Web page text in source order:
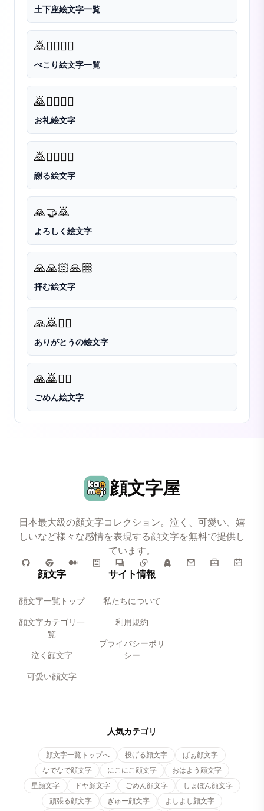
土下座絵文字一覧
🙇🙇‍♀️🙇‍♂️
ぺこり絵文字一覧
🙇🙇‍♀️🙇‍♂️
お礼絵文字
🙇🙇‍♂️🙇‍♀️
謝る絵文字
🙏🤝🙇
よろしく絵文字
🙏🙏🏻🙏🏼
拝む絵文字
🙏🙇🙇‍♂️
ありがとうの絵文字
🙏🙇🙇‍♂️
ごめん絵文字
顔文字屋
日本最大級の顔文字コレクション。泣く、可愛い、嬉
しいなど様々な感情を表現する顔文字を無料で提供し
ています。
顔文字
顔文字一覧トップ
顔文字カテゴリ一
覧
泣く顔文字
可愛い顔文字
サイト情報
私たちについて
利用規約
プライバシーポリ
シー
人気カテゴリ
顔文字一覧トップへ 投げる顔文字
ぱぁ顔文字
なでなで顔文字
にこにこ顔文字
おはよう顔文字
星顔文字
ドヤ顔文字 ごめん顔文字
しょぼん顔文字
頑張る顔文字
ぎゅー顔文字 よしよし顔文字